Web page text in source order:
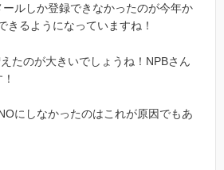
ルしか登録できなかったのが今年か
きるようになっていますね！
たのが大きいでしょうね！NPBさん
にしなかったのはこれが原因でもあ